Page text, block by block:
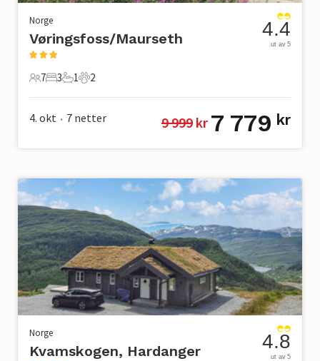
Norge
Vøringsfoss/Maurseth
7 Gjester
7
3 Soverom
3
1 Bad
1
2 Kjæledyr
2
4.4
ut av 5
4. okt • 7 netter 9 999 kr 7 779 kr
Norge
Kvamskogen, Hardanger 4.8
ut av 5